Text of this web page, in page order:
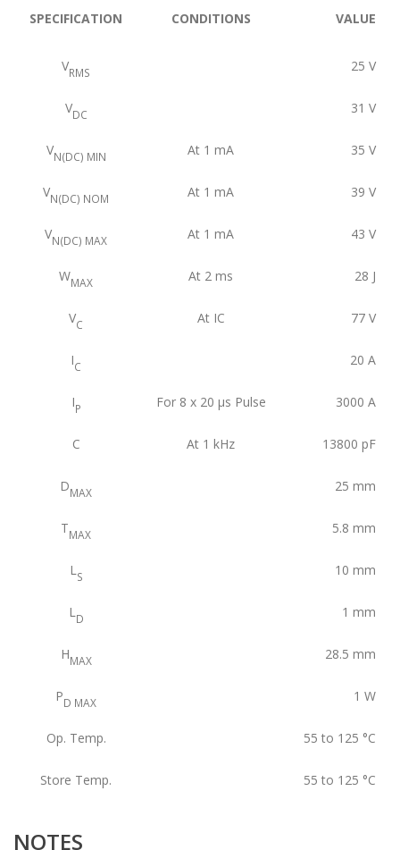
SPECIFICATION CONDITIONS VALUE
VRMS 25 V
VDC 31 V
VN(DC) MIN At 1 mA 35 V
VN(DC) NOM At 1 mA 39 V
VN(DC) MAX At 1 mA 43 V
WMAX At 2 ms 28 J
VC At IC 77 V
IC 20 A
IP For 8 x 20 μs Pulse 3000 A
C At 1 kHz 13800 pF
DMAX 25 mm
TMAX 5.8 mm
LS 10 mm
LD 1 mm
HMAX 28.5 mm
PD MAX 1 W
Op. Temp. 55 to 125 °C
Store Temp. 55 to 125 °C
NOTES